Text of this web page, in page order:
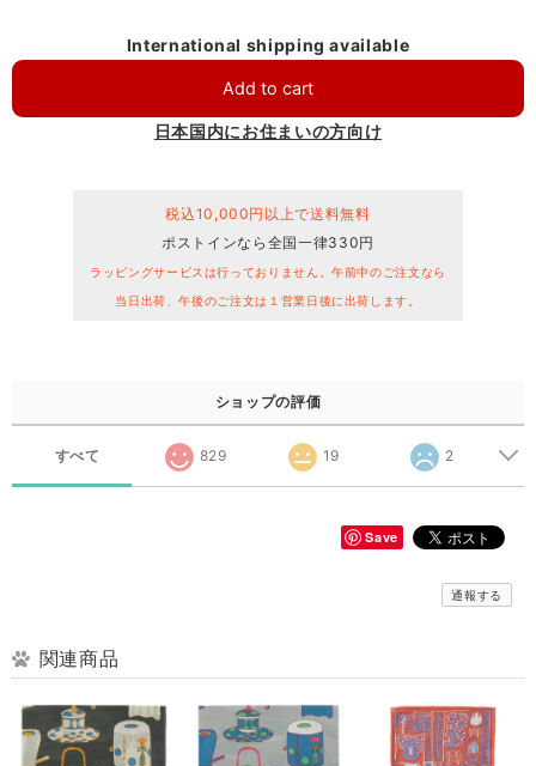
International shipping available
Add to cart
日本国内にお住まいの方向け
税込10,000円以上で送料無料
ポストインなら全国一律330円
ラッピングサービスは行っておりません。午前中のご注文なら
当日出荷、午後のご注文は１営業日後に出荷します。
ショップの評価
すべて 829 19 2
Save
通報する
関連商品